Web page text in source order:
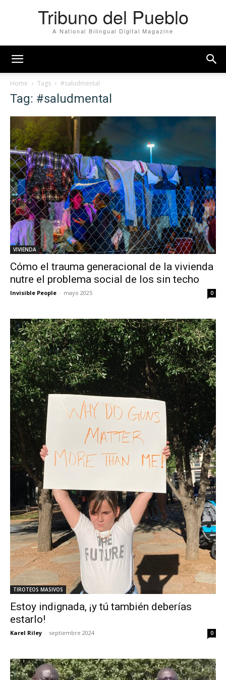
Tribuno del Pueblo
A National Bilingual Digital Magazine
Home Tags #saludmental
Tag: #saludmental
VIVIENDA
Cómo el trauma generacional de la vivienda
nutre el problema social de los sin techo
Invisible People - mayo 2025 0
TIROTEOS MASIVOS
Estoy indignada, ¡y tú también deberías
estarlo!
Karel Riley - septiembre 2024 0